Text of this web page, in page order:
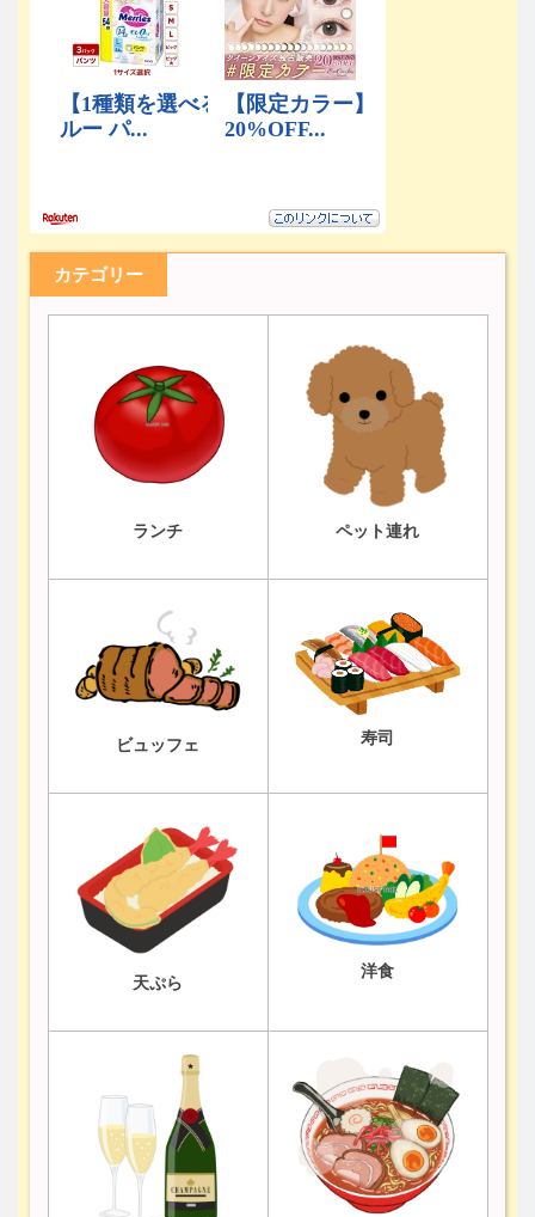
カテゴリー
ランチ ペット連れ
ビュッフェ 寿司
天ぷら
洋食